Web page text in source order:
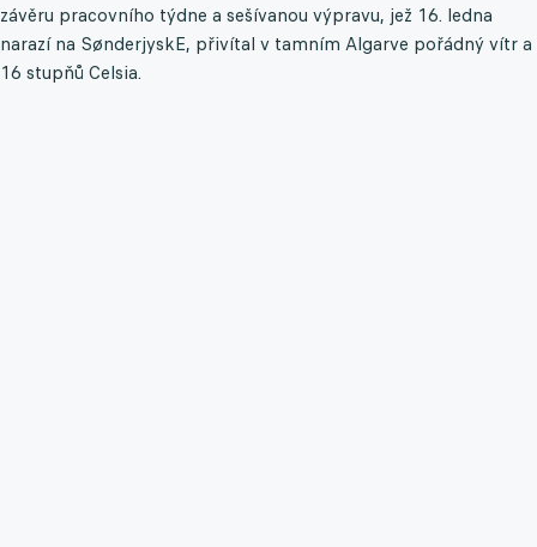
závěru pracovního týdne a sešívanou výpravu, jež 16. ledna
narazí na SønderjyskE, přivítal v tamním Algarve pořádný vítr a
16 stupňů Celsia.